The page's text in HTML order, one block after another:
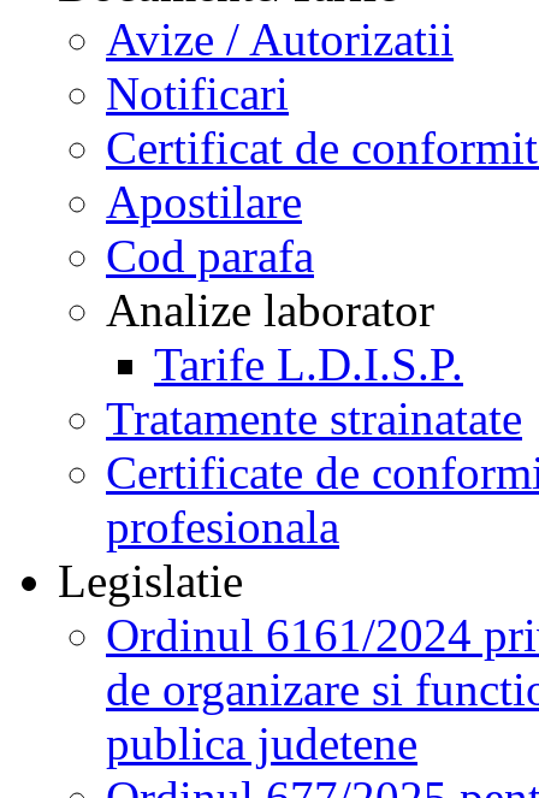
Avize / Autorizatii
Notificari
Certificat de
Apostilare
Cod parafa
Analize laborator
Tarife L.D.I.S.P.
Tratamente strainatate
Certificate de
profesionala
Legislatie
Ordinul 6161/2024
de organizare si
publica judetene